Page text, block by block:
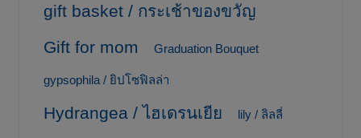
gift basket / กระเช้าของขวัญ
Gift for mom
Graduation Bouquet
gypsophila / ยิปโซฟิลล่า
Hydrangea / ไฮเดรนเยีย lily / ลิลลี่